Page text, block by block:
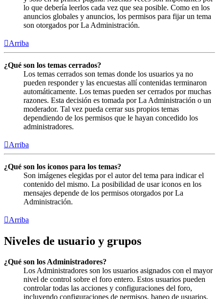
lo que debería leerlos cada vez que sea posible. Como en los
anuncios globales y anuncios, los permisos para fijar un tema
son otorgados por La Administración.
Arriba
¿Qué son los temas cerrados?
Los temas cerrados son temas donde los usuarios ya no
pueden responder y las encuestas allí contenidas terminaron
automáticamente. Los temas pueden ser cerrados por muchas
razones. Esta decisión es tomada por La Administración o un
moderador. Tal vez pueda cerrar sus propios temas
dependiendo de los permisos que le hayan concedido los
administradores.
Arriba
¿Qué son los iconos para los temas?
Son imágenes elegidas por el autor del tema para indicar el
contenido del mismo. La posibilidad de usar iconos en los
mensajes depende de los permisos otorgados por La
Administración.
Arriba
Niveles de usuario y grupos
¿Qué son los Administradores?
Los Administradores son los usuarios asignados con el mayor
nivel de control sobre el foro entero. Estos usuarios pueden
controlar todas las acciones y configuraciones del foro,
incluyendo configuraciones de permisos, baneo de usuarios,